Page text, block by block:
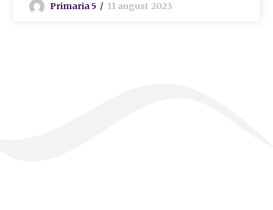
Primaria 5 11 august 2023